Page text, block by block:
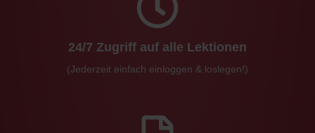
24/7 Zugriff auf alle Lektionen
(Jederzeit einfach einloggen & loslegen!)